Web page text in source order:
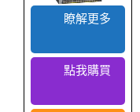
瞭解更多
點我購買